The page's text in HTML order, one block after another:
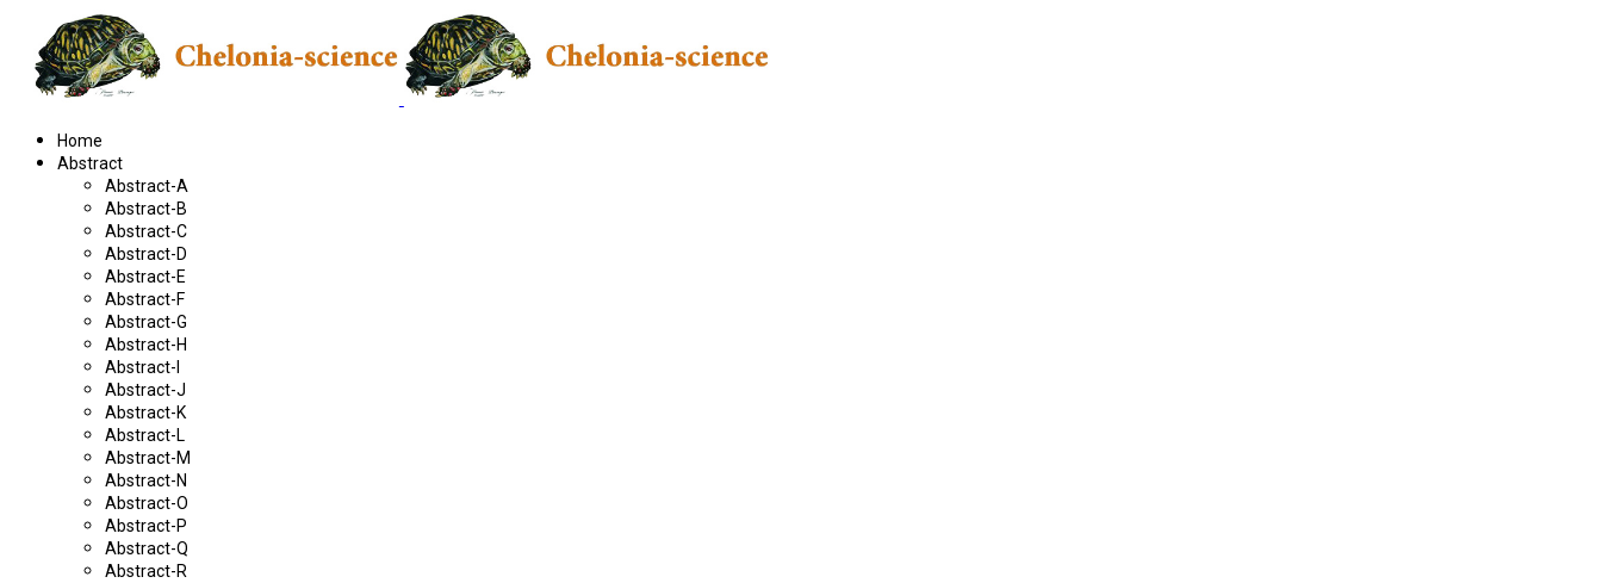
Home
Abstract
Abstract-A
Abstract-B
Abstract-C
Abstract-D
Abstract-E
Abstract-F
Abstract-G
Abstract-H
Abstract-I
Abstract-J
Abstract-K
Abstract-L
Abstract-M
Abstract-N
Abstract-O
Abstract-P
Abstract-Q
Abstract-R